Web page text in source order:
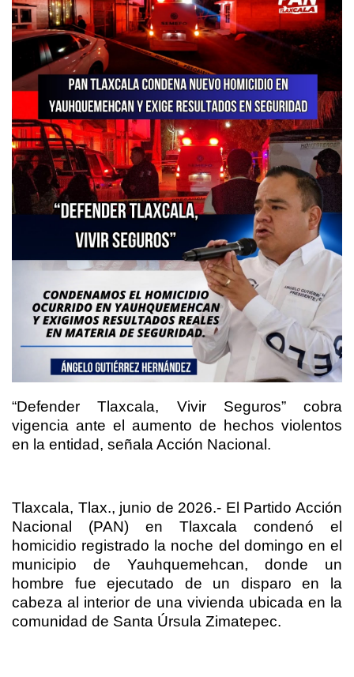
“Defender Tlaxcala, Vivir Seguros” cobra
vigencia ante el aumento de hechos violentos
en la entidad, señala Acción Nacional.
Tlaxcala, Tlax., junio de 2026.- El Partido Acción
Nacional (PAN) en Tlaxcala condenó el
homicidio registrado la noche del domingo en el
municipio de Yauhquemehcan, donde un
hombre fue ejecutado de un disparo en la
cabeza al interior de una vivienda ubicada en la
comunidad de Santa Úrsula Zimatepec.